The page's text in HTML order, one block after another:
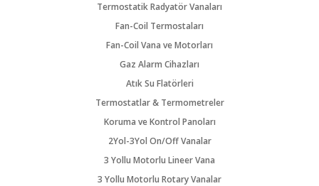
Termostatik Radyatör Vanaları
Fan-Coil Termostaları
Fan-Coil Vana ve Motorları
Gaz Alarm Cihazları
Atık Su Flatörleri
Termostatlar & Termometreler
Koruma ve Kontrol Panoları
2Yol-3Yol On/Off Vanalar
3 Yollu Motorlu Lineer Vana
3 Yollu Motorlu Rotary Vanalar